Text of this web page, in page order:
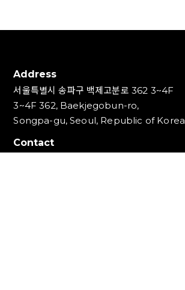
Address
서울특별시 송파구 백제고분로 362 3~4F
3~4F 362, Baekjegobun-ro,
Songpa-gu, Seoul, Republic of Korea
Contact